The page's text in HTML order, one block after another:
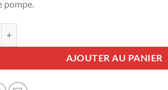
pompe.
AJOUTER AU PANIER